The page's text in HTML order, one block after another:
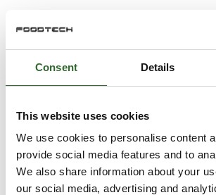
Consent Details
This website uses cookies
We use cookies to personalise content
provide social media features and to
We also share information about your
our social media, advertising and